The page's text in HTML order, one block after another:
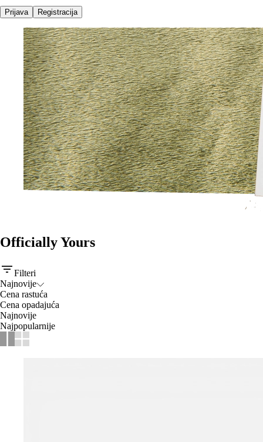
Prijava Registracija
Officially Yours
Filteri
Najnovije
Cena rastuća
Cena opadajuća
Najnovije
Najpopularnije